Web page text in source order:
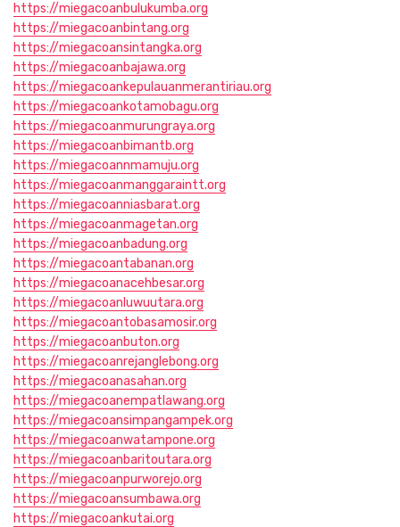
https://miegacoanbulukumba.org
https://miegacoanbintang.org
https://miegacoansintangka.org
https://miegacoanbajawa.org
https://miegacoankepulauanmerantiriau.org
https://miegacoankotamobagu.org
https://miegacoanmurungraya.org
https://miegacoanbimantb.org
https://miegacoannmamuju.org
https://miegacoanmanggaraintt.org
https://miegacoanniasbarat.org
https://miegacoanmagetan.org
https://miegacoanbadung.org
https://miegacoantabanan.org
https://miegacoanacehbesar.org
https://miegacoanluwuutara.org
https://miegacoantobasamosir.org
https://miegacoanbuton.org
https://miegacoanrejanglebong.org
https://miegacoanasahan.org
https://miegacoanempatlawang.org
https://miegacoansimpangampek.org
https://miegacoanwatampone.org
https://miegacoanbaritoutara.org
https://miegacoanpurworejo.org
https://miegacoansumbawa.org
https://miegacoankutai.org